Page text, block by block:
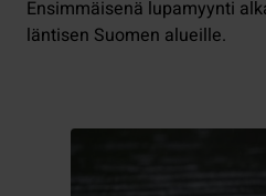
Ensimmäisenä lupamyynti
läntisen Suomen alueille.